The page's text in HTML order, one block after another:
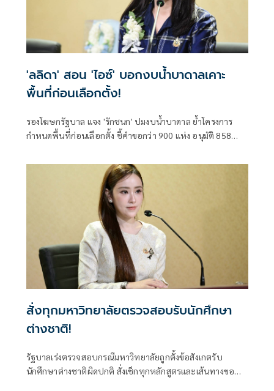
'ลลิดา' สอน 'ไอซ์' บอกงบน้ำบาดาลเคาะ
พื้นที่ก่อนเลือกตั้ง!
รองโฆษกรัฐบาล แจง 'รักชนก' ปมงบน้ำบาดาล ย้ำโครงการ
กำหนดพื้นที่ก่อนเลือกตั้ง ชี้คำขอกว่า 900 แห่ง อนุมัติ 858
สั่งทุกมหาวิทยาลัยตรวจสอบรับนักศึกษา
ต่างชาติ!
รัฐบาลเร่งตรวจสอบกรณีมหาวิทยาลัยถูกตั้งข้อสังเกตรับ
นักศึกษาต่างชาติผิดปกติ สั่งเช็กทุกหลักสูตรและเส้นทางขอ